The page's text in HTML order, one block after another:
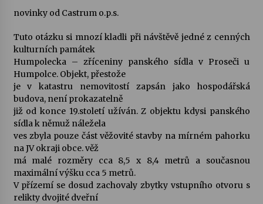
Pozvánka na integrační festival Quijotova
šedesátka: 28. 7.–1. 8. 2026
28. 7. 2026
Letní koncerty ve Stromovce: Kolchoz a
Jenakaši
28. 7. 2026
Votavžatský ploty
23. 7. 2026
Letní koncerty ve Stromovce: Rufus Miller
novinky od Castrum o.p.s.
Tuto otázku si mnozí kladli při návštěvě jedné z cenných
kulturních památek
Humpolecka – zříceniny panského sídla v Proseči u
Humpolce. Objekt, přestože
je v katastru nemovitostí zapsán jako hospodářská
budova, není prokazatelně
již od konce 19.století užíván. Z objektu kdysi panského
sídla k němuž náležela
ves zbyla pouze část věžovité stavby na mírném pahorku
na JV okraji obce. věž
má malé rozměry cca 8,5 x 8,4 metrů a současnou
maximální výšku cca 5 metrů.
V přízemí se dosud zachovaly zbytky vstupního otvoru s
relikty dvojité dveřní